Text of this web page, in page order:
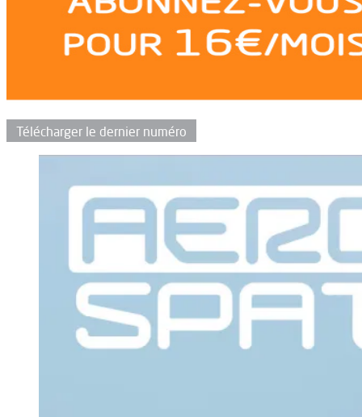
Télécharger le dernier numéro